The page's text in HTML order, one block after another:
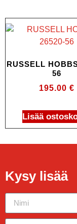
RUSSELL
56
195.00 €
Lisää
Kysy lisää